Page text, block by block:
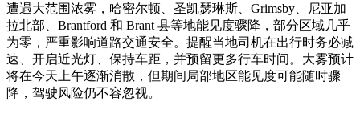
遭遇大范围浓雾，哈密尔顿、圣凯瑟琳斯、Grimsby、尼亚加
拉北部、Brantford 和 Brant 县等地能见度骤降，部分区域几乎
为零，严重影响道路交通安全。提醒当地司机在出行时务必减
速、开启近光灯、保持车距，并预留更多行车时间。大雾预计
将在今天上午逐渐消散，但期间局部地区能见度可能随时骤
降，驾驶风险仍不容忽视。